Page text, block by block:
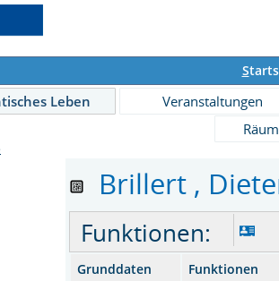
S
Leben
Veranstaltungen
Brillert ,
Funktionen:
Grunddaten Funktionen